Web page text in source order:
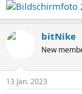
bitNike
New
13 Jan. 2023